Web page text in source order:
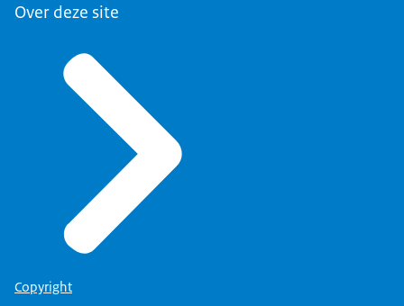
Over deze site
Copyright